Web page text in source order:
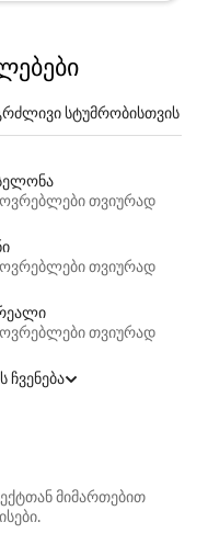
სტუმრობისთვის
თვიურად
თვიურად
თვიურად
ჩვენება
მიმართებით